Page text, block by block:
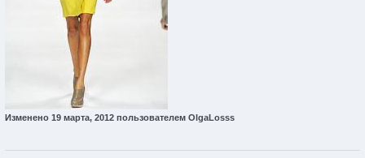
Изменено 19 марта, 2012 пользователем OlgaLosss